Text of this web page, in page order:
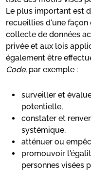
Le plus important est
recueillies d'une
collecte de données
privée et aux lois
également être
Code, par exemple :
surveiller et
potentielle,
constater et
systémique,
atténuer ou
promouvoir
personnes visées